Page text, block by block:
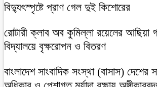
বিদ্যুৎস্পৃষ্টে প্রাণ গেল দুই কিশোরের
রোটারী ক্লাব অব কুমিল্লা রয়েলের আছিয়া
বিদ্যালয়ে বৃক্ষরোপন ও বিতরণ
বাংলাদেশ সাংবাদিক সংস্থা (বাসাস) দেশের